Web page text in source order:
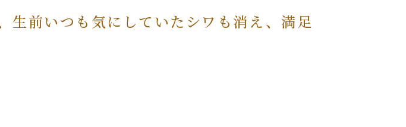
生前いつも気にしていたシワも消え、満足